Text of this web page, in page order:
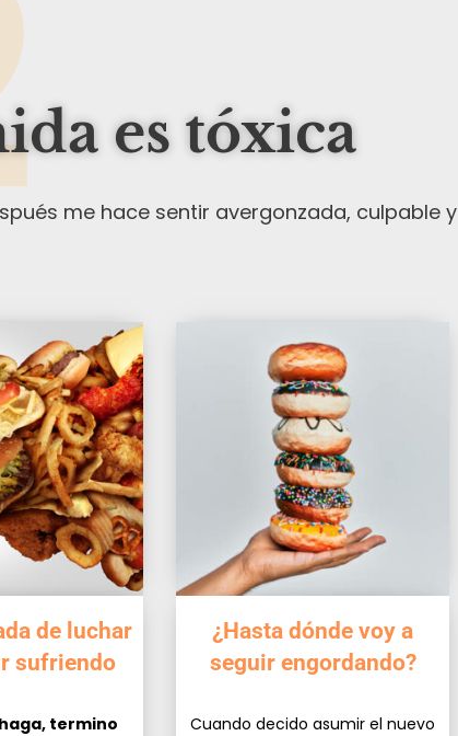
es tóxica
me hace sentir avergonzada, culpable y
de luchar
sufriendo
termino
¿Hasta dónde voy a
seguir engordando?
Cuando decido asumir el nuevo